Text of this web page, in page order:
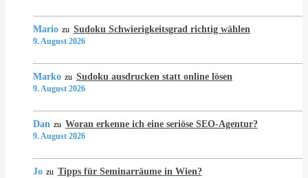
Mario zu Sudoku Schwierigkeitsgrad richtig wählen
9. August 2026
Marko zu Sudoku ausdrucken statt online lösen
9. August 2026
Dan zu Woran erkenne ich eine seriöse SEO-Agentur?
9. August 2026
Jo zu Tipps für Seminarräume in Wien?